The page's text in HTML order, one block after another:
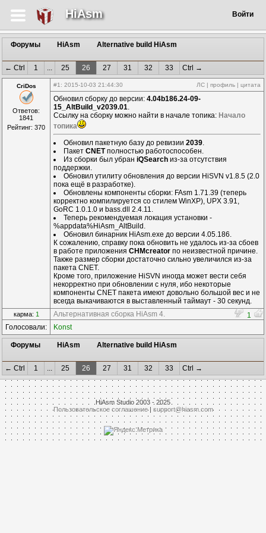
HiAsm Войти
Форумы HiAsm Alternative build HiAsm
← Ctrl 1 ... 25 26 27 31 32 33 Ctrl →
CriDos
Ответов:
1841
Рейтинг: 370
#1 : 2015-10-03 21:44:30 ЛС | профиль | цитата
Обновил сборку до версии: 4.04b186.24-09-
15_AltBuild_v2039.01.
Ссылку на сборку можно найти в начале топика: Начало
топика
Обновил пакетную базу до ревизии 2039.
Пакет CNETполностью работоспособен.
Из сборки был убран iQSearch из-за отсутствия
поддержки.
Обновил утилиту обновления до версии HiSVN v1.8.5 (2.0
пока ещё в разработке).
Обновлены компоненты сборки: FAsm 1.71.39 (теперь
корректно компилируется со стилем WinXP), UPX 3.91,
GoRC 1.0.1.0 и bass.dll 2.4.11.
Теперь рекомендуемая локация установки -
%appdata%HiAsm_AltBuild.
Обновил бинарник HiAsm.exe до версии 4.05.186.
К сожалению, справку пока обновить не удалось из-за сбоев
в работе приложения CHMcreator по неизвестной причине.
Также размер сборки достаточно сильно увеличился из-за
пакета CNET.
Кроме того, приложение HiSVN иногда может вести себя
некорректно при обновлении с нуля, ибо некоторые
компоненты CNET пакета имеют довольно большой вес и не
всегда выкачиваются в выставленный таймаут - 30 секунд.
карма: 1 Альтернативная сборка HiAsm 4.
1
Голосовали:
Konst
Форумы HiAsm Alternative build HiAsm
← Ctrl 1 ... 25 26 27 31 32 33 Ctrl →
HiAsm Studio 2003 - 2025
Пользовательское соглашение| support@hiasm.com